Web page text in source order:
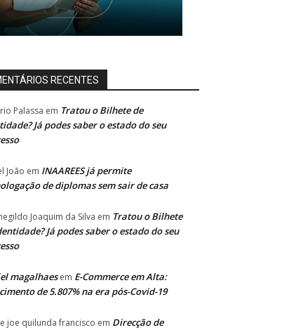
RECENTES
Palassa em Tratou o Bilhete de
Já podes saber o estado do seu
João em INAAREES já permite
de diplomas sem sair de casa
Joaquim da Silva em Tratou o Bilhete
Já podes saber o estado do seu
magalhaesem E-Commerce em Alta:
de 5.807% na era pós-Covid-19
joe quilunda francisco em Direcção de